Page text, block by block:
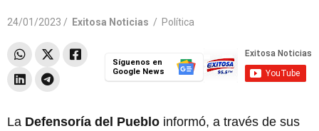
24/01/2023 / Exitosa Noticias / Política
Síguenos en
Google News
La Defensoría del Pueblo informó, a través de sus